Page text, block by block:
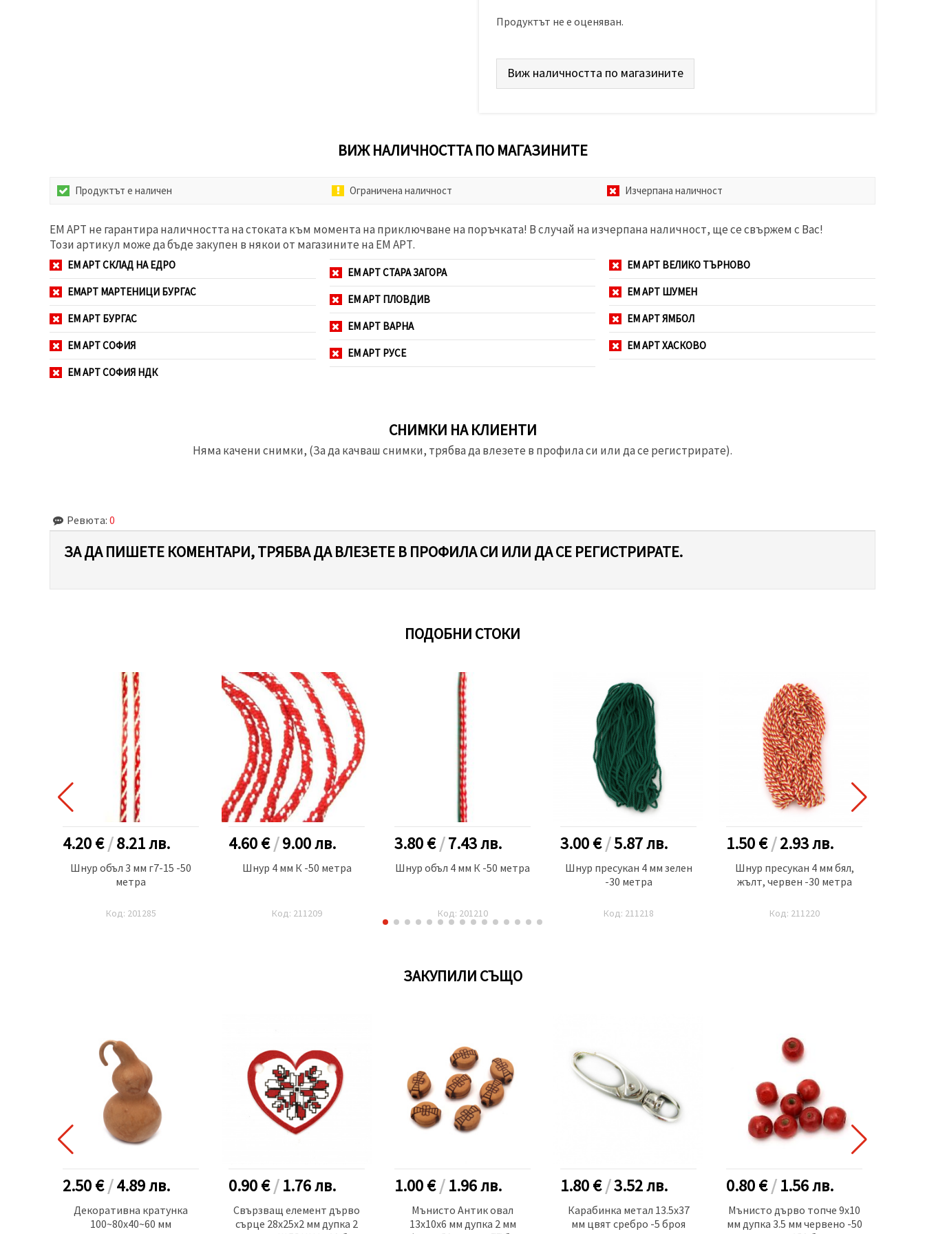
Продуктът не е оценяван.
Виж наличността по магазините
ВИЖ НАЛИЧНОСТТА ПО МАГАЗИНИТЕ
Продуктът е наличен Ограничена наличност Изчерпана наличност
ЕМ АРТ не гарантира наличността на стоката към момента на приключване на поръчката! В случай на изчерпана наличност, ще се свържем с Вас!
Този артикул може да бъде закупен в някои от магазините на ЕМ АРТ.
ЕМ АРТ СКЛАД НА ЕДРО
ЕМАРТ МАРТЕНИЦИ БУРГАС
ЕМ АРТ БУРГАС
ЕМ АРТ СОФИЯ
ЕМ АРТ СОФИЯ НДК
ЕМ АРТ СТАРА ЗАГОРА
ЕМ АРТ ПЛОВДИВ
ЕМ АРТ ВАРНА
ЕМ АРТ РУСЕ
ЕМ АРТ ВЕЛИКО ТЪРНОВО
ЕМ АРТ ШУМЕН
ЕМ АРТ ЯМБОЛ
ЕМ АРТ ХАСКОВО
СНИМКИ НА КЛИЕНТИ
Няма качени снимки, (За да качваш снимки, трябва да влезете в профила си или да се регистрирате).
Ревюта: 0
ЗА ДА ПИШЕТЕ КОМЕНТАРИ, ТРЯБВА ДА ВЛЕЗЕТЕ В ПРОФИЛА СИ ИЛИ ДА СЕ РЕГИСТРИРАТЕ.
ПОДОБНИ СТОКИ
4.20 €/8.21лв.
Шнур объл 3 мм г7-15 -50
метра
Код: 201285
4.60 €/9.00лв.
Шнур 4 мм К -50 метра
Код: 211209
3.80 €/7.43лв.
Шнур объл 4 мм К -50 метра
Код: 201210
3.00 €/5.87лв.
Шнур пресукан 4 мм зелен
-30 метра
Код: 211218
1.50 €/2.93лв.
Шнур пресукан 4 мм бял,
жълт, червен -30 метра
Код: 211220
ЗАКУПИЛИ СЪЩО
2.50 €/4.89лв.
Декоративна кратунка
100~80x40~60 мм
0.90 €/1.76лв.
Свързващ елемент дърво
сърце 28x25x2 мм дупка 2
1.00 €/1.96лв.
Мънисто Антик овал
13x10x6 мм дупка 2 мм
1.80 €/3.52лв.
Карабинка метал 13.5x37
мм цвят сребро -5 броя
0.80 €/1.56лв.
Мънисто дърво топче 9x10
мм дупка 3.5 мм червено -50